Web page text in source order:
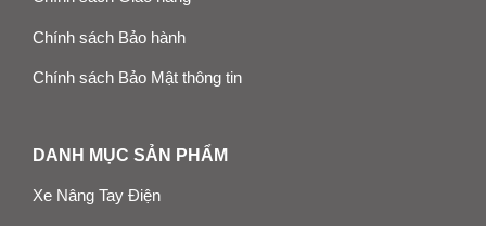
Chính sách Bảo hành
Chính sách Bảo Mật thông tin
DANH MỤC SẢN PHẨM
Xe Nâng Tay Điện